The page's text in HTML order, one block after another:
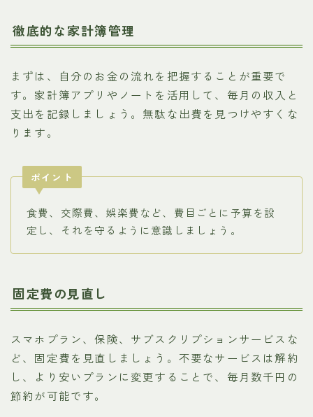
徹底的な家計簿管理
まずは、自分のお金の流れを把握することが重要で
す。家計簿アプリやノートを活用して、毎月の収入と
支出を記録しましょう。無駄な出費を見つけやすくな
ります。
ポイント
食費、交際費、娯楽費など、費目ごとに予算を設
定し、それを守るように意識しましょう。
固定費の見直し
スマホプラン、保険、サブスクリプションサービスな
ど、固定費を見直しましょう。不要なサービスは解約
し、より安いプランに変更することで、毎月数千円の
節約が可能です。